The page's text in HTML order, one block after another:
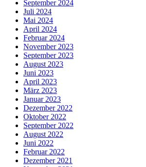
September 2024
Juli 2024
Mai 2024
April 2024
Februar 2024
November 2023
September 2023
August 2023
Juni 2023
April 2023
März 2023
Januar 2023
Dezember 2022
Oktober 2022
September 2022
August 2022
Juni 2022
Februar 2022
Dezember 2021